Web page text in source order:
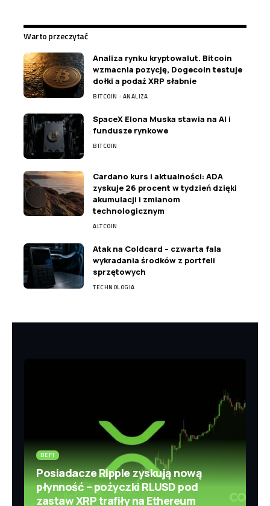
Warto przeczytać
Analiza rynku kryptowalut. Bitcoin
wzmacnia pozycję, Dogecoin testuje
dołki a podaż XRP słabnie
BITCOIN ANALIZA
SpaceX Elona Muska stawia na AI i
fundusze rynkowe
BITCOIN
Cardano kurs i aktualności: ADA
zyskuje 26 procent w tydzień dzięki
akumulacji i zmianom
technologicznym
ALTCOIN
Atak na Coldcard – czwarta fala
wykradania środków z portfeli
sprzętowych
TECHNOLOGIA
DEFI
Posiadacze Ripple zyskują nową
płynność – pożyczki RLUSD pod
zastaw XRP trafiły na Ethereum